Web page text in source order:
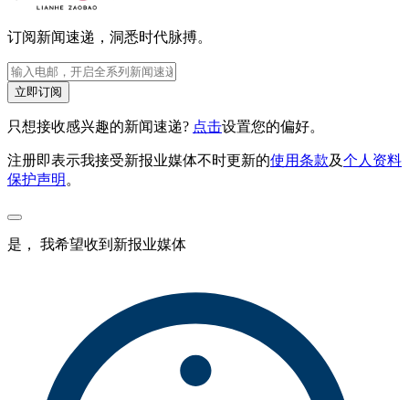
订阅新闻速递，洞悉时代脉搏。
立即订阅
只想接收感兴趣的新闻速递? 点击设置您的偏好。
注册即表示我接受新报业媒体不时更新的使用条款及个人资料
保护声明 。
是， 我希望收到新报业媒体